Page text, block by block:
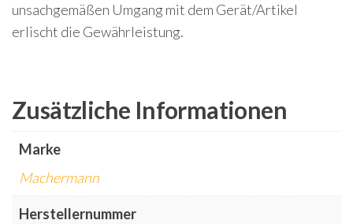
unsachgemäßen Umgang mit dem Gerät/Artikel
erlischt die Gewährleistung.
Zusätzliche Informationen
Marke
Machermann
Herstellernummer